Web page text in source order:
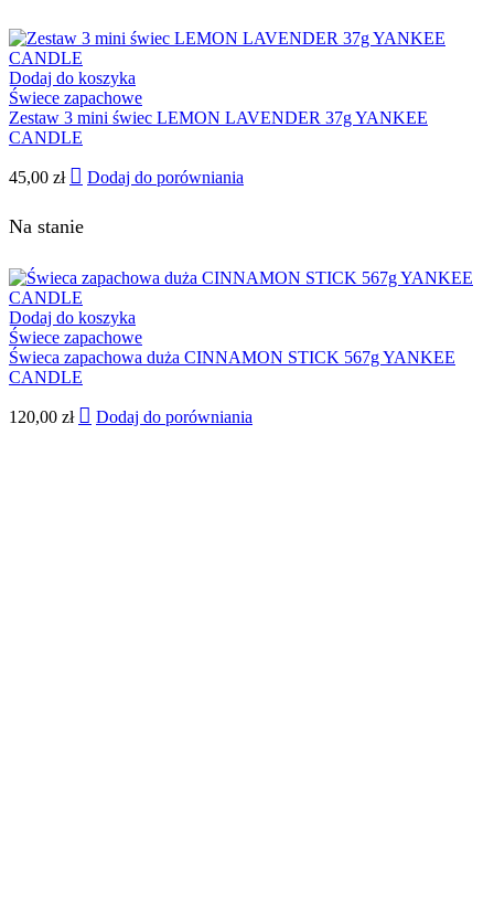
Dodaj do koszyka
Świece zapachowe
Zestaw 3 mini świec LEMON LAVENDER 37g YANKEE
CANDLE
45,00 zł Dodaj do porówniania
Na stanie
Dodaj do koszyka
Świece zapachowe
Świeca zapachowa duża CINNAMON STICK 567g YANKEE
CANDLE
120,00 zł Dodaj do porówniania